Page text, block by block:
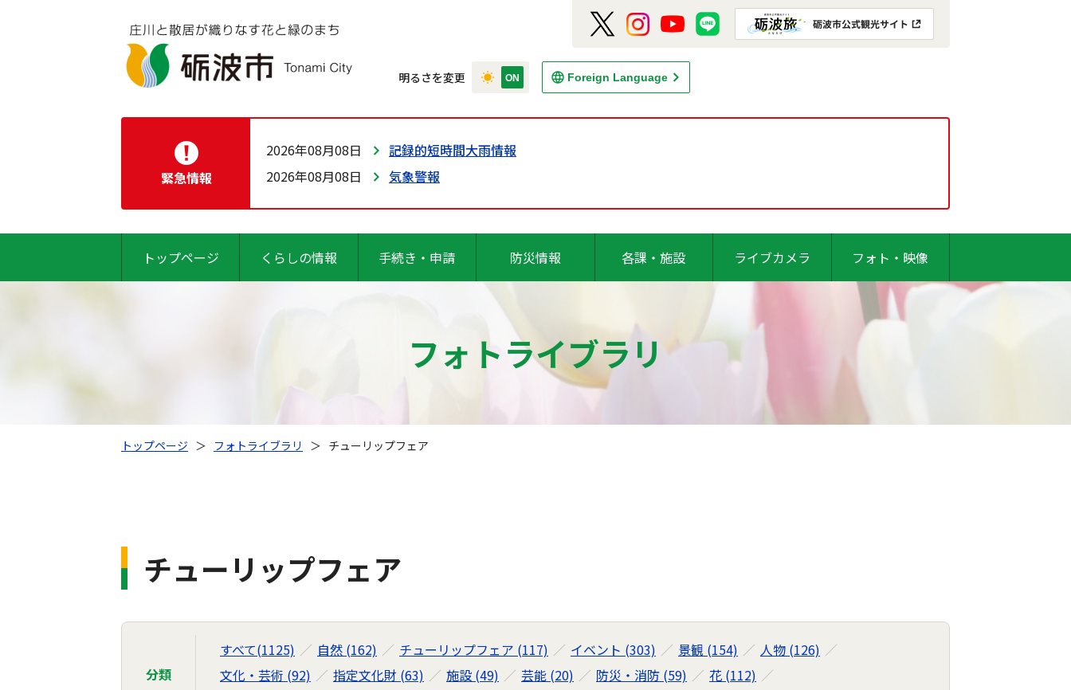
明るさを変更 Foreign Language
緊急情報
2026年08月08日
記録的短時間大雨情報
2026年08月08日
気象警報
トップページ くらしの情報 手続き・申請 防災情報 各課・施設 ライブカメラ フォト・映像
フォトライブラリ
トップページ ＞ フォトライブラリ ＞ チューリップフェア
チューリップフェア
分類
すべて(1125) 自然 (162) チューリップフェア (117) イベント (303) 景観 (154)
人物 (126)
文化・芸術 (92)
指定文化財 (63) 施設 (49) 芸能 (20) 防災・消防 (59)
花 (112)